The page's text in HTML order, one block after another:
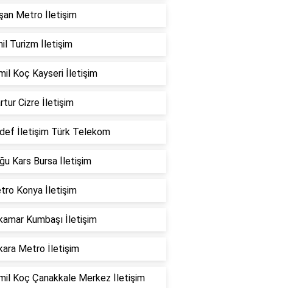
Metro İletişim
Turizm İletişim
Koç Kayseri İletişim
Cizre İletişim
İletişim Türk Telekom
Kars Bursa İletişim
Konya İletişim
Kumbaşı İletişim
Metro İletişim
Koç Çanakkale Merkez İletişim